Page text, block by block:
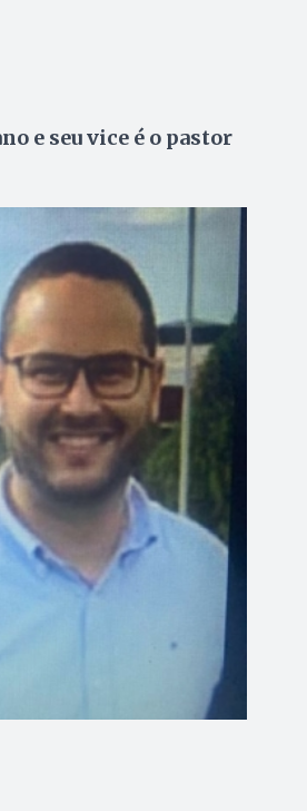
e seu vice é o pastor